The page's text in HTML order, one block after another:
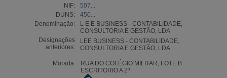
NIF:
507...
DUNS:
450...
Denominação:
L E E BUSINESS - CONTABILIDADE,
CONSULTORIA E GESTÃO, LDA
Designações
anteriores:
LEE BUSINESS - CONTABILIDADE,
CONSULTORIA E GESTÃO, LDA
Morada:
RUA DO COLÉGIO MILITAR, LOTE B
ESCRITORIO A 2º